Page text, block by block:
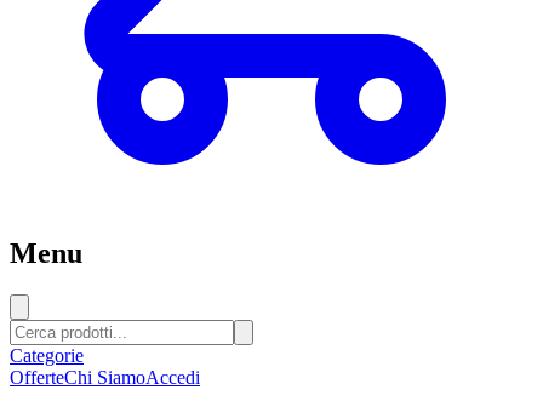
Menu
Categorie
OfferteChi SiamoAccedi